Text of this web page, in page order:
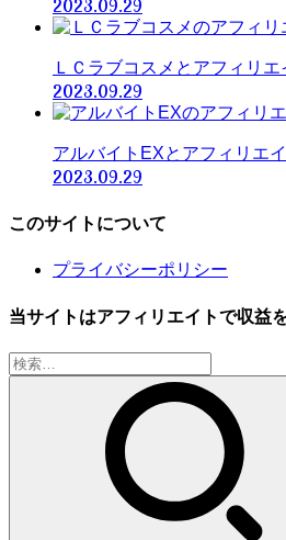
2023.09.29
ＬＣラブコスメとアフィリ
2023.09.29
アルバイトEXとアフィリエ
2023.09.29
このサイトについて
プライバシーポリシー
当サイトはアフィリエイトで収益
検
索: